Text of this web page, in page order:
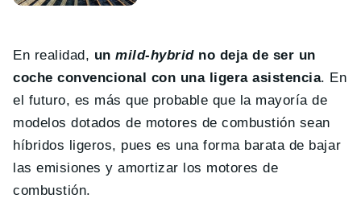
En realidad, unmild-hybridno deja de ser un
coche convencional con una ligera asistencia. En
el futuro, es más que probable que la mayoría de
modelos dotados de motores de combustión sean
híbridos ligeros, pues es una forma barata de bajar
las emisiones y amortizar los motores de
combustión.